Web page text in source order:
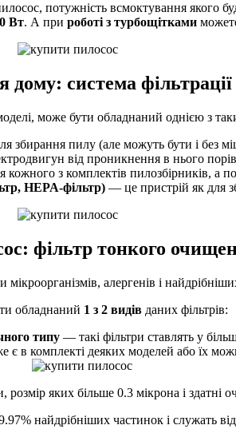
потужність всмоктування якого
Вт. А при роботі з турбощітками
дому: система фільтрації
може бути обладнаний однією з
пилу (але можуть бути і без
від проникнення в нього
кожного з комплектів пилозбірників, а
HEPA-фільтр)— це пристрій як для
фільтр тонкого
мікроорганізмів, алергенів і
обладнаний 1 з 2 видівданих фільтрів:
типу — такі фільтри ставлять у
є в комплекті деяких моделей або їх
яких більше 0.3 мікрона і здатні
найдрібніших частинок і служать